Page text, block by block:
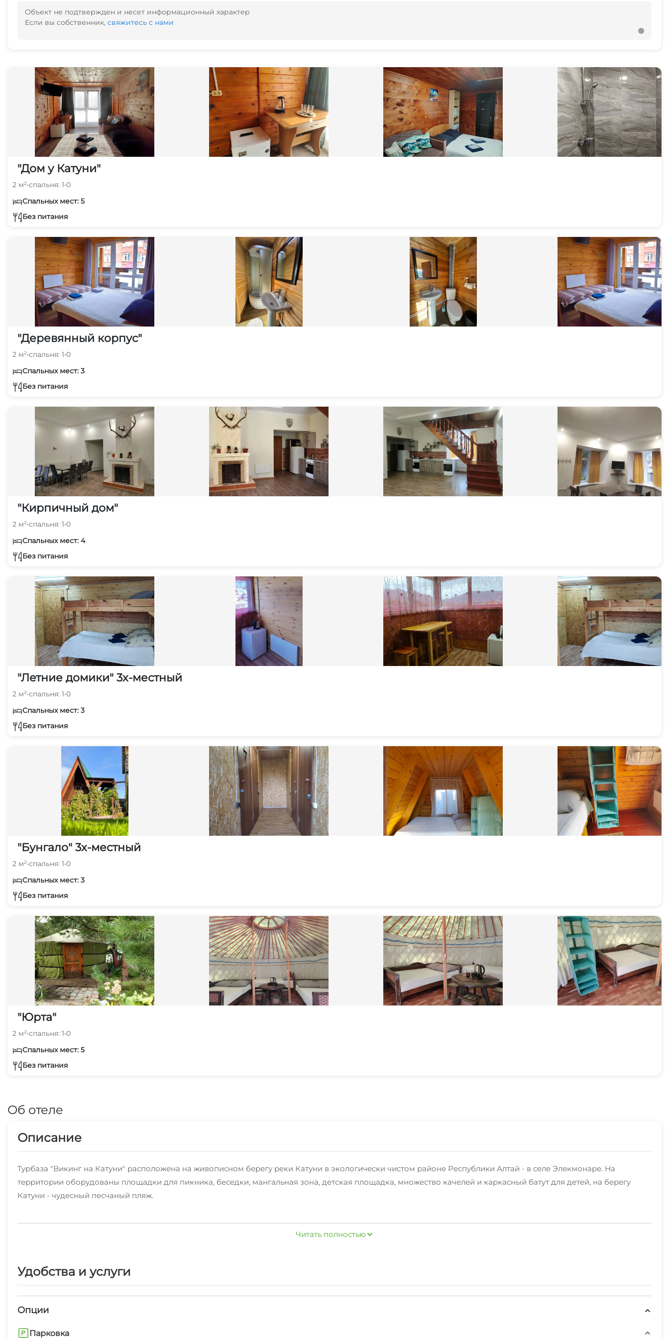
Объект не подтвержден и несет информационный характер
Если вы собственник, свяжитесь с нами
"Дом у Катуни"
2 м²•спальня: 1•0
Спальных мест: 5
Без питания
"Деревянный корпус"
2 м²•спальня: 1•0
Спальных мест: 3
Без питания
"Кирпичный дом"
2 м²•спальня: 1•0
Спальных мест: 4
Без питания
"Летние домики" 3х-местный
2 м²•спальня: 1•0
Спальных мест: 3
Без питания
"Бунгало" 3х-местный
2 м²•спальня: 1•0
Спальных мест: 3
Без питания
"Юрта"
2 м²•спальня: 1•0
Спальных мест: 5
Без питания
Об отеле
Описание
Турбаза "Викинг на Катуни" расположена на живописном берегу реки Катуни в экологически чистом районе Республики Алтай - в селе Элекмонаре. На
территории оборудованы площадки для пикника, беседки, мангальная зона, детская площадка, множество качелей и каркасный батут для детей, на берегу
Катуни - чудесный песчаный пляж.
Для вашего отдыха мы предлагаем благоустроенные 2х-3х-4х-местные номера в доме у реки и 2х-3х-местные номера в 2х-этажном деревянном корпусе.
В теплое время года для вашего отдыха мы также предлагаем два 2х-местных бунгало, 5-местную юрту и места под палатки.
Читать полностью
Удобства и услуги
Опции
Парковка